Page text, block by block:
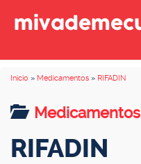
Inicio » Medicamentos » RIFADIN
Medicamentos
RIFADIN